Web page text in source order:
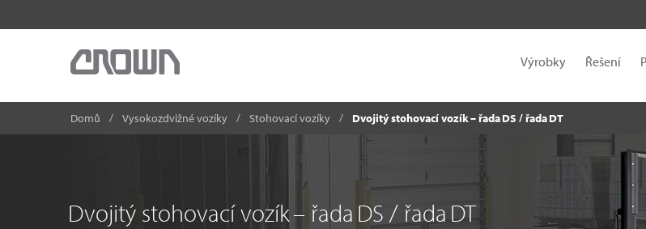
Výrobky Řešení
Domů Vysokozdvižné vozíky Stohovací vozíky Dvojitý stohovací vozík – řada DS / řada DT
Dvojitý stohovací vozík – řada DS / řada DT